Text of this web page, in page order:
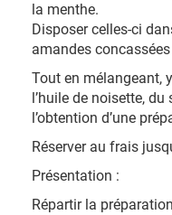
la menthe.
Disposer celles-ci
amandes concassées
Tout en mélangeant,
l’huile de noisette,
l’obtention d’une
Réserver au frais
Présentation :
Répartir la